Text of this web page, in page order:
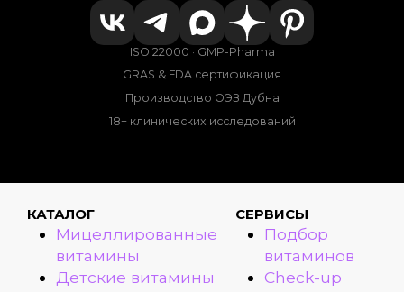
ISO 22000 · GMP-Pharma
GRAS & FDA сертификация
Производство ОЭЗ Дубна
18+ клинических исследований
КАТАЛОГ
Мицеллированные
витамины
Детские витамины
СЕРВИСЫ
Подбор
витаминов
Check-up